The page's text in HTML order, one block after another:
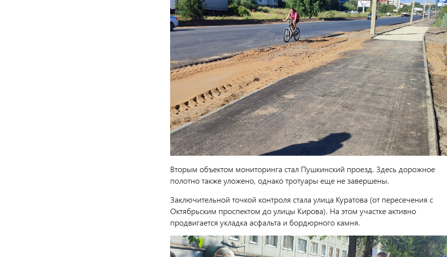
Вторым объектом мониторинга стал Пушкинский проезд. Здесь дорожное
полотно также уложено, однако тротуары еще не завершены.
Заключительной точкой контроля стала улица Куратова (от пересечения с
Октябрьским проспектом до улицы Кирова). На этом участке активно
продвигается укладка асфальта и бордюрного камня.